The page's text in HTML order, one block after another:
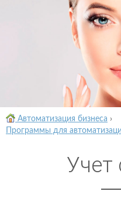
Автоматизация бизнеса ›
Программы для
Учет